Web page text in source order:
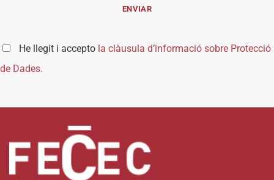
He llegit i accepto la clàusula d’informació sobre Protecció
de Dades.